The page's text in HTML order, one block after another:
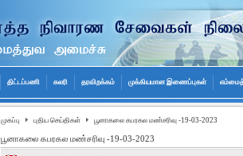
திட்டப்பணி கலரி தரவிறக்கம் முக்கியமான இணைப்புகள்
முகப்பு புதிய செய்திகள் பூனாகலை கபரகல மண்சரிவு -19-03-2023
பூனாகலை கபரகல மண்சரிவு -19-03-2023